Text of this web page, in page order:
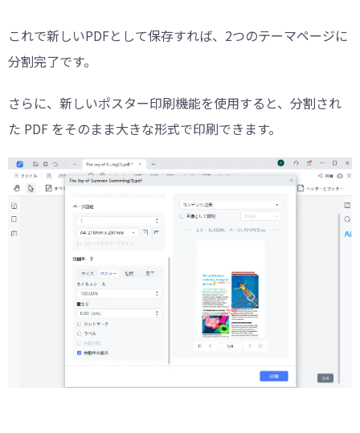
これで新しいPDFとして保存すれば、2つのテーマページに
分割完了です。
さらに、新しいポスター印刷機能を使用すると、分割され
た PDF をそのまま大きな形式で印刷できます。